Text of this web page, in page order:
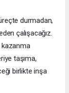
durmadan,
çalışacağız.
taşıma,
birlikte inşa